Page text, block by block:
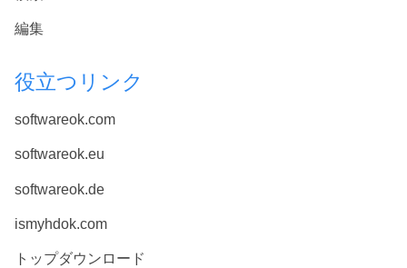
編集
役立つリンク
softwareok.com
softwareok.eu
softwareok.de
ismyhdok.com
トップダウンロード